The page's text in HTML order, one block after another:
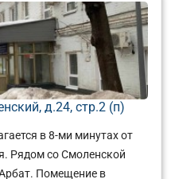
д.24, стр.2 (п)
в 8-ми минутах от
Рядом со Смоленской
Помещение в